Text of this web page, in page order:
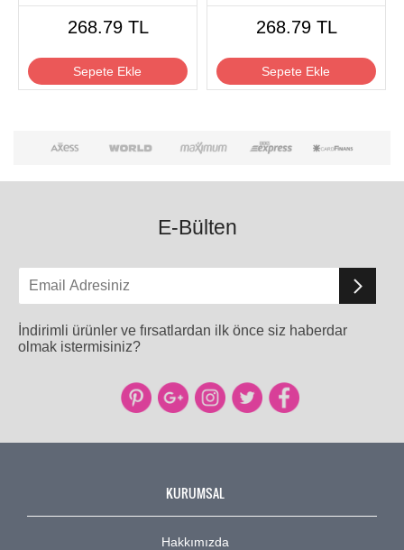
268.79 TL
Sepete Ekle
268.79 TL
Sepete Ekle
E-Bülten
İndirimli ürünler ve fırsatlardan ilk önce siz haberdar
olmak istermisiniz?
KURUMSAL
Hakkımızda